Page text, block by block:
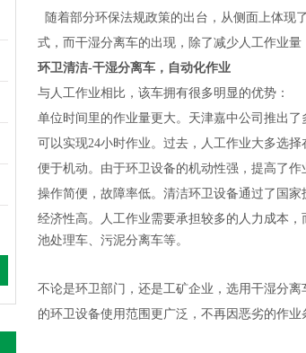
随着部分环保法规政策的出台，从侧面上体现
式，而干湿分离车的出现，除了减少人工作业量
环卫清洁-干湿分离车，自动化作业
与人工作业相比 ， 该车拥有很多明显的优势 ：
单位时间里的作业量更大。天津嘉中公司推出
可以实现24小时作业。过去，人工作业大多选
便于机动。由于环卫设备的机动性强，提高了作
操作简便，故障率低。清洁环卫设备通过了国
经济性高。人工作业需要承担较多的人力成本
池处理车、污泥分离车等。
不论是环卫部门，还是工矿企业，选用干湿分离
的环卫设备使用范围更广泛，不再因恶劣的作业